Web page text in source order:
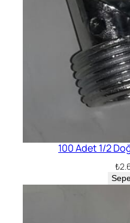
100 Adet 1/2
₺